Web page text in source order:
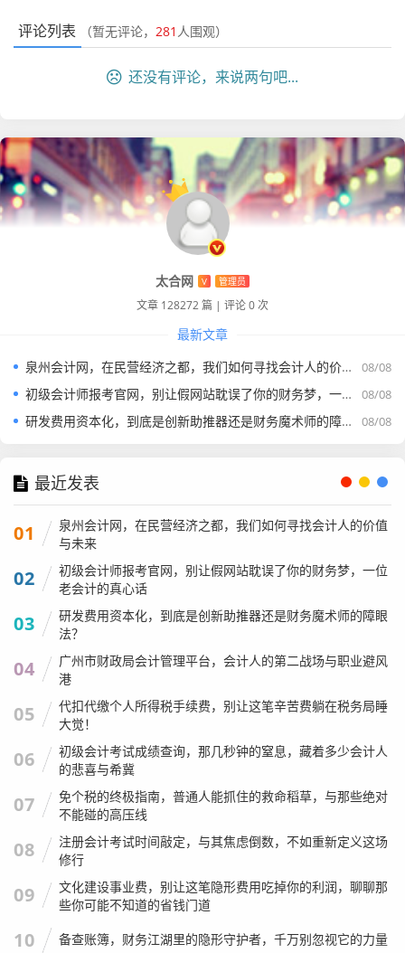
评论列表 （暂无评论， 281 人围观）
还没有评论，来说两句吧...
太合网 V 管理员
文章 128272 篇 | 评论 0 次
最新文章
08/08
泉州会计网，在民营经济之都，我们如何寻找会计人的价值与未来
08/08
初级会计师报考官网，别让假网站耽误了你的财务梦，一位老会计的真心话
08/08
研发费用资本化，到底是创新助推器还是财务魔术师的障眼法？
最近发表
01
泉州会计网，在民营经济之都，我们如何寻找会计人的价值
与未来
02
初级会计师报考官网，别让假网站耽误了你的财务梦，一位
老会计的真心话
03
研发费用资本化，到底是创新助推器还是财务魔术师的障眼
法？
04
广州市财政局会计管理平台，会计人的第二战场与职业避风
港
05
代扣代缴个人所得税手续费，别让这笔辛苦费躺在税务局睡
大觉！
06
初级会计考试成绩查询，那几秒钟的窒息，藏着多少会计人
的悲喜与希冀
07
免个税的终极指南，普通人能抓住的救命稻草，与那些绝对
不能碰的高压线
08
注册会计考试时间敲定，与其焦虑倒数，不如重新定义这场
修行
09
文化建设事业费，别让这笔隐形费用吃掉你的利润，聊聊那
些你可能不知道的省钱门道
10 备查账簿，财务江湖里的隐形守护者，千万别忽视它的力量